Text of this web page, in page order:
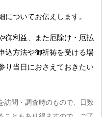
についてお伝えします。
御利益、また厄除け・厄払
込方法や御祈祷を受ける場
り当日におさえておきたい
問・調査時のもので、日数